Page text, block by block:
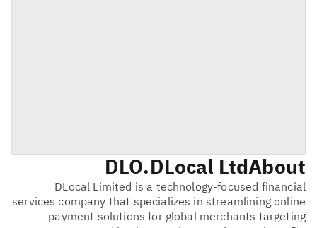
About
DLocal Ltd.
DLO
DLocal Limited is a technology-focused financial
services company that specializes in streamlining online
payment solutions for global merchants targeting